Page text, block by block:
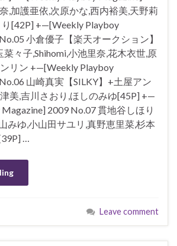
,加護亜依,次原かな,西内裕美,天野莉
[42P] +—[Weekly Playboy
小倉優子【楽天オークション】
々子,Shihomi,小池里奈,花木衣世,原
リン +—[Weekly Playboy
山崎真実【SILKY】+土屋アン
美,吉川さおり,ほしのみゆ[45P] +—
2009 No.07 貫地谷しほり
みゆ,小山田サユリ,真野恵里菜,杉本
…
Leave comment